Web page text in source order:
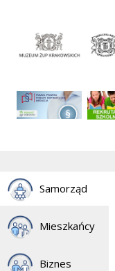
Samorząd
Mieszkańcy
Biznes